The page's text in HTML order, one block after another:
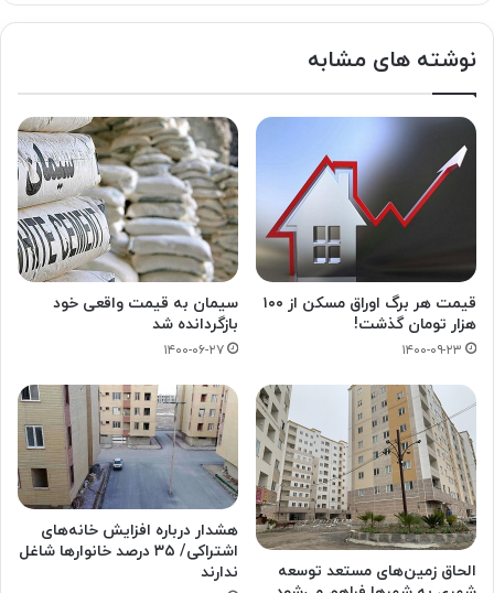
نوشته های مشابه
قیمت هر برگ اوراق مسکن از ۱۰۰
هزار تومان گذشت!
۱۴۰۰-۰۹-۲۳
سیمان به قیمت واقعی خود
بازگردانده شد
۱۴۰۰-۰۶-۲۷
الحاق زمین‌های مستعد توسعه
هشدار درباره افزایش خانه‌های
اشتراکی/ ۳۵ درصد خانوارها شاغل
ندارند